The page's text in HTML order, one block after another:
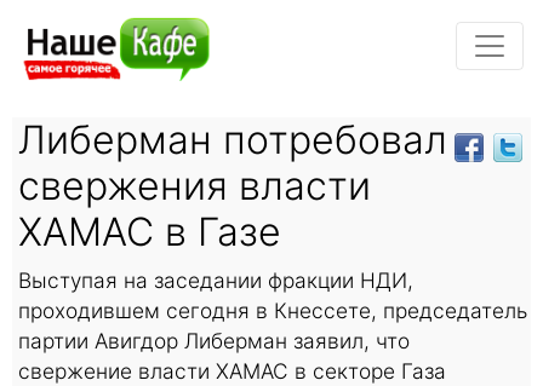
Либерман потребовал
свержения власти
ХАМАС в Газе
Выступая на заседании фракции НДИ,
проходившем сегодня в Кнессете, председатель
партии Авигдор Либерман заявил, что
свержение власти ХАМАС в секторе Газа